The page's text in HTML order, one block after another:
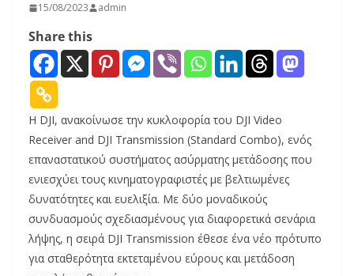
15/08/2023 admin
Share this
Η DJI, ανακοίνωσε την κυκλοφορία του DJI Video
Receiver and DJI Transmission (Standard Combo), ενός
επαναστατικού συστήματος ασύρματης μετάδοσης που
ενιεσχύει τους κινηματογραφιστές με βελτιωμένες
δυνατότητες και ευελιξία. Με δύο μοναδικούς
συνδυασμούς σχεδιασμένους για διαφορετικά σενάρια
λήψης, η σειρά DJI Transmission έθεσε ένα νέο πρότυπο
για σταθερότητα εκτεταμένου εύρους και μετάδοση